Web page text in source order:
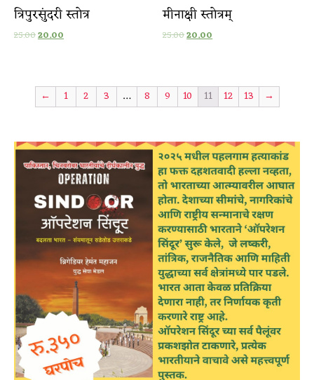
त्रिपुरसुंदरी स्तोत्र
25.0020.00
मीनाक्षी स्तोत्रम्
25.0020.00
← 1 2 3 … 8 9 10 11 12 13 →